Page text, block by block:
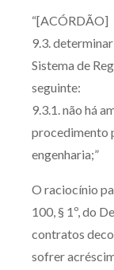
“[ACÓRDÃO]
9.3.
Sistema de
seguinte:
9.3.1. não há
procedimento
engenharia;”
O raciocínio
100, § 1º, do
contratos
sofrer